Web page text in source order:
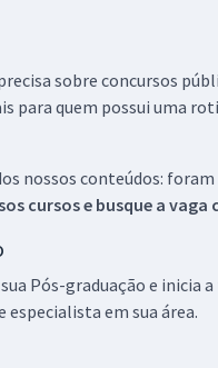
sobre concursos
para quem possui uma
nossos conteúdos:
cursos e busque a
Pós-graduação e
em sua área.